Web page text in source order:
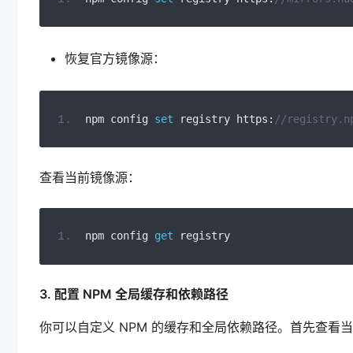
恢复官方镜像源：
npm config set registry https : //
查看当前镜像源：
npm config get registry
3. 配置 NPM 全局缓存和依赖路径
你可以自定义 NPM 的缓存和全局依赖路径。首先查看当